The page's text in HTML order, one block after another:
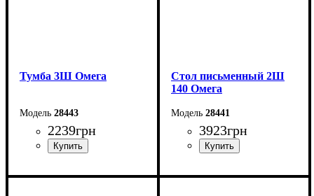
Тумба 3Ш Омега
28443
2239грн
Ширина: 43,4 см
Стол письменный 2Ш
140 Омега
28441
3923грн
Ширина: 140 см